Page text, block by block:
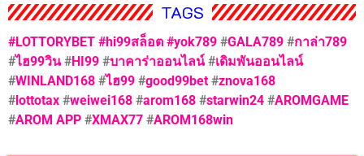
TAGS
#LOTTORYBET #hi99สล็อต #yok789 #GALA789 #กาล่า789
#ไฮ99วิน #HI99 #บาคาร่าออนไลน์#เดิมพันออนไลน์
#WINLAND168 #ไฮ99 #good99bet #znova168
#lottotax #weiwei168 #arom168 #starwin24 #AROMGAME
#AROM APP #XMAX77 #AROM168win